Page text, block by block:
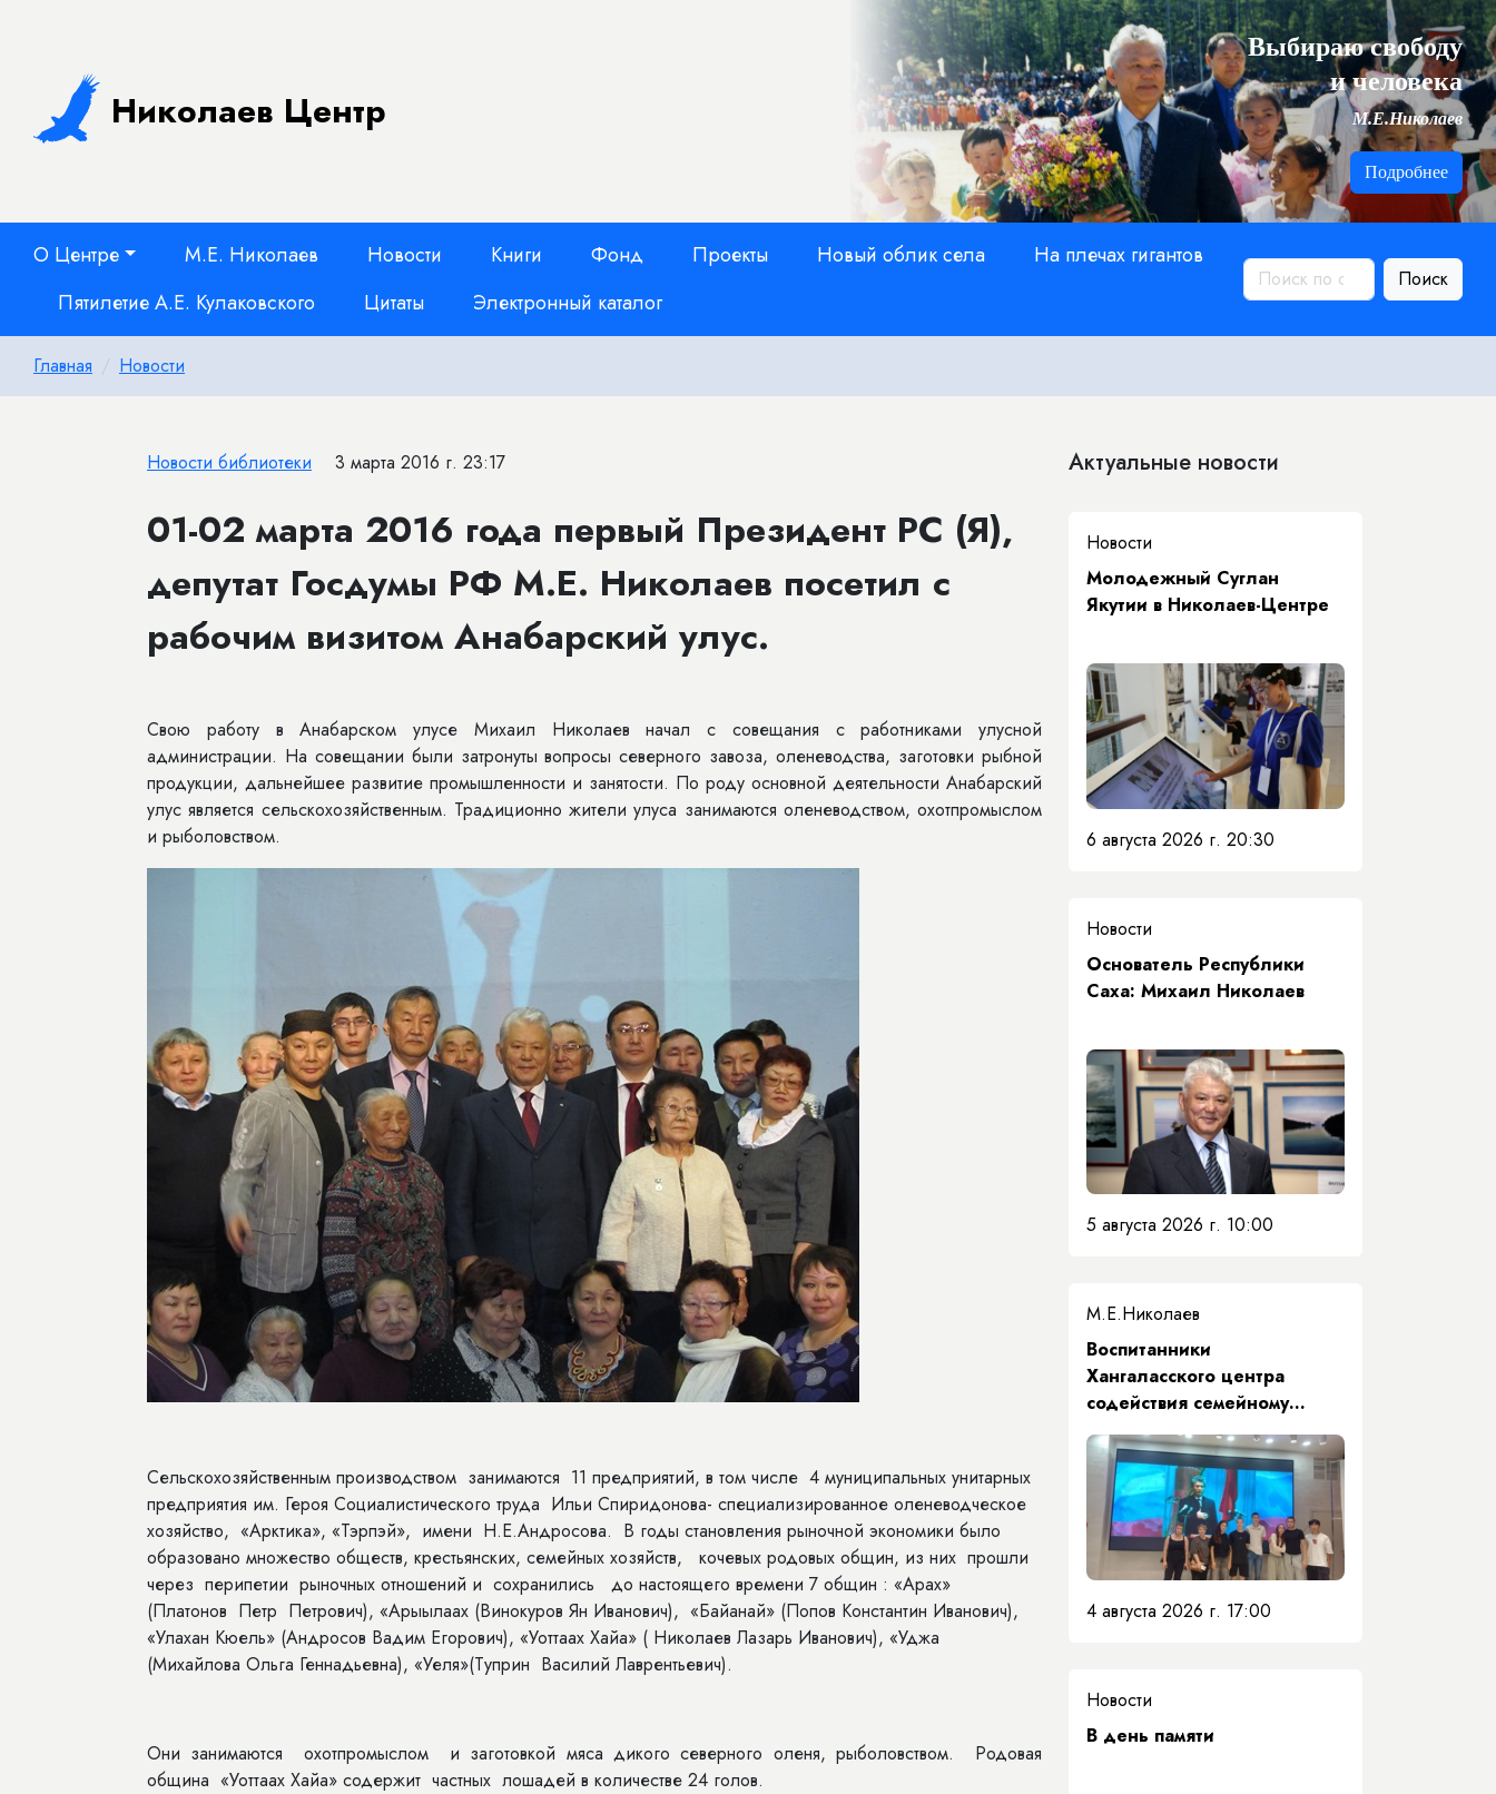
Николаев Центр
Выбираю свободу
и человека
М.Е.Николаев
Подробнее
О Центре М.Е. Николаев Новости Книги Фонд Проекты Новый облик села
На плечах гигантов
Пятилетие А.Е. Кулаковского
Цитаты Электронный каталог
Поиск
Главная Новости
Новости библиотеки 3 марта 2016 г. 23:17
01-02 марта 2016 года первый Президент РС (Я),
депутат Госдумы РФ М.Е. Николаев посетил с
рабочим визитом Анабарский улус.
Свою работу в Анабарском улусе Михаил Николаев начал с совещания с работниками улусной
администрации. На совещании были затронуты вопросы северного завоза, оленеводства, заготовки рыбной
продукции, дальнейшее развитие промышленности и занятости. По роду основной деятельности Анабарский
улус является сельскохо­зяйственным. Традиционно жители улуса занимаются оленеводством, охотпромыслом
и рыболовством.
Сельскохозяйственным производством занимаются 11 предприятий, в том числе 4 муниципальных унитарных
предприятия им. Героя Социалистического труда Ильи Спиридонова- специализированное оленеводческое
хозяйство, «Арктика», «Тэрпэй», имени Н.Е.Андросова. В годы становления рыночной экономики было
образовано множество обществ, крестьянских, семейных хозяйств, кочевых родовых общин, из них прошли
через перипетии рыночных отношений и сохранились до настоящего времени 7 общин : «Арах»
(Платонов Петр Петрович), «Арыылаах (Винокуров Ян Иванович), «Байанай» (Попов Константин Иванович),
«Улахан Кюель» (Андросов Вадим Егорович), «Уоттаах Хайа» ( Николаев Лазарь Иванович), «Уджа
(Михайлова Ольга Геннадьевна), «Уеля»(Туприн Василий Лаврентьевич).
Они занимаются охотпромыслом и заготовкой мяса дикого северного оленя, рыболовством. Родовая
община «Уоттаах Хайа» содержит частных лошадей в количестве 24 голов.
Актуальные новости
Новости
Молодежный Суглан
Якутии в Николаев-Центре
6 августа 2026 г. 20:30
Новости
Основатель Республики
Саха: Михаил Николаев
5 августа 2026 г. 10:00
М.Е.Николаев
​Воспитанники
Хангаласского центра
содействия семейному
воспитанию почтили память
Первого Президента Якутии
4 августа 2026 г. 17:00
Новости
​В день памяти